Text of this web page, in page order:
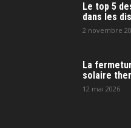
Le top 5
dans les
2 novembre
La
solaire
12 mai 2026